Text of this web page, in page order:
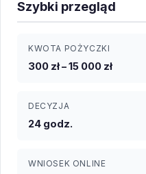
Szybki przegląd
KWOTA POŻYCZKI
300 zł – 15 000 zł
DECYZJA
24 godz.
WNIOSEK ONLINE